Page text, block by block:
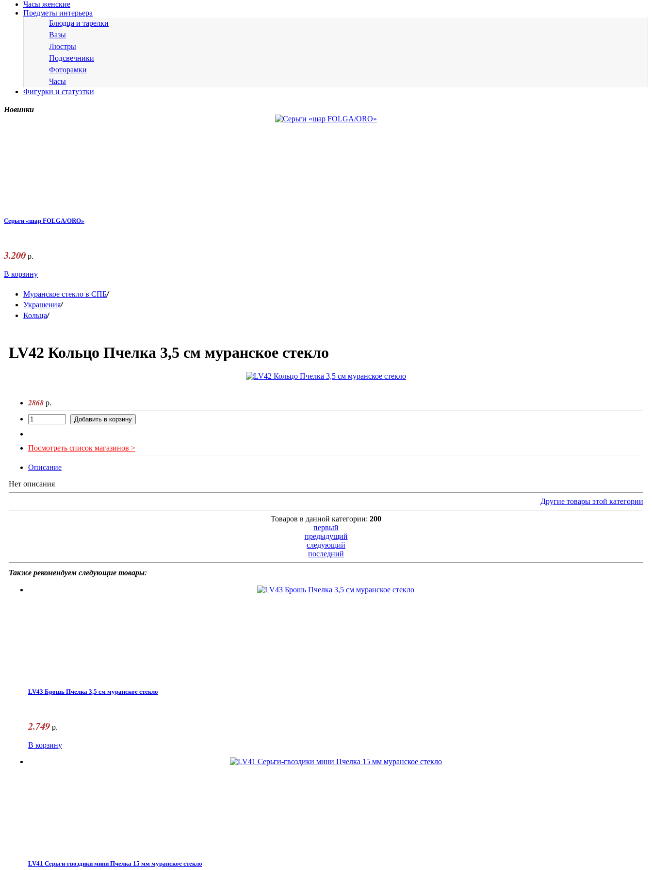
Часы женские
Предметы интерьера
Блюдца и тарелки
Вазы
Люстры
Подсвечники
Фоторамки
Часы
Фигурки и статуэтки
Новинки
Серьги «шар FOLGA/ORO»
3.200 р.
В корзину
Муранское стекло в СПБ/
Украшения/
Кольца/
LV42 Кольцо Пчелка 3,5 см муранское стекло
2868 р.
Посмотреть список магазинов >
Описание
Нет описания
Другие товары этой категории
Товаров в данной категории: 200
первый
предыдущий
следующий
последний
Также рекомендуем следующие товары:
LV43 Брошь Пчелка 3,5 см муранское стекло
2.749 р.
В корзину
LV41 Серьги-гвоздики мини Пчелка 15 мм муранское стекло